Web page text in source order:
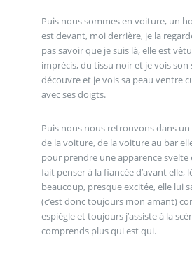
Puis nous sommes en voiture, un
est devant, moi derrière, je la
pas savoir que je suis là, elle est
imprécis, du tissu noir et je vois son
découvre et je vois sa peau ventre
avec ses doigts.
Puis nous nous retrouvons dans un
de la voiture, de la voiture au bar
pour prendre une apparence svelte
fait penser à la fiancée d’avant elle,
beaucoup, presque excitée, elle lui
(c’est donc toujours mon amant)
espiègle et toujours j’assiste à la
comprends plus qui est qui.